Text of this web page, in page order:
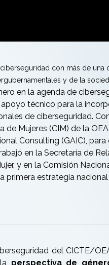
con más de una
y de la
en la agenda de
técnico para la
de ciberseguridad.
Mujeres (CIM) de la
Consulting (GAIC),
en la Secretaría de
y en la Comisión
primera estrategia
del CICTE/
perspectiva de